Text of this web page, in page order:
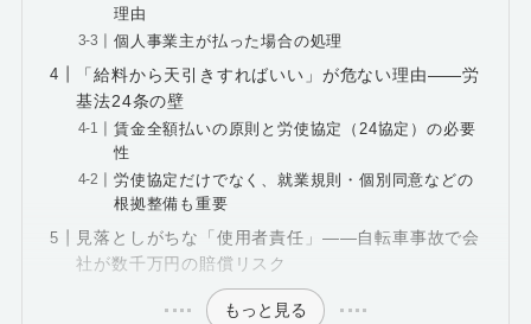
理由
個人事業主が払った場合の処理
「給料から天引きすればいい」が危ない理由――労
基法24条の壁
賃金全額払いの原則と労使協定（24協定）の必要
性
労使協定だけでなく、就業規則・個別同意などの
根拠整備も重要
見落としがちな「使用者責任」――自転車事故で会
社が数千万円の賠償リスク
もっと見る